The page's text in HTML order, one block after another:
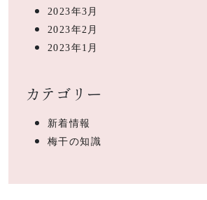
2023年3月
2023年2月
2023年1月
カテゴリー
新着情報
梅干の知識